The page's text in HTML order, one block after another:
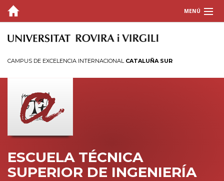
MENÚ
LA ESCUELA
Directorio
Asociaciones
Divulgación
Reserva de espacios
Imagen corporativa
CAMPUS DE EXCELENCIA INTERNACIONAL CATALUÑA SUR
ESCUELA TÉCNICA
SUPERIOR DE INGENIERÍA